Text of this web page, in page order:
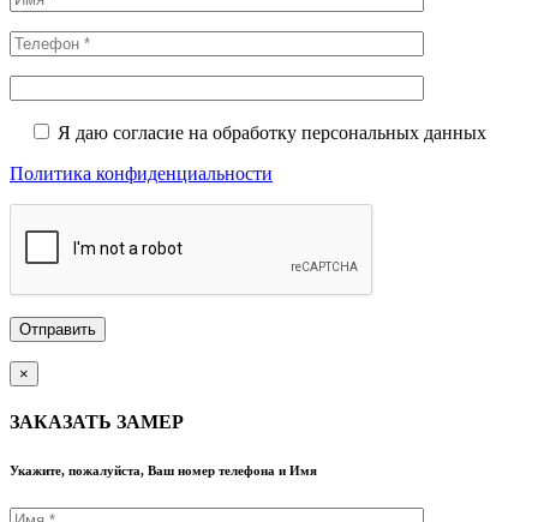
Я даю согласие на обработку персональных данных
Политика конфиденциальности
×
ЗАКАЗАТЬ ЗАМЕР
Укажите, пожалуйста, Ваш номер телефона и Имя